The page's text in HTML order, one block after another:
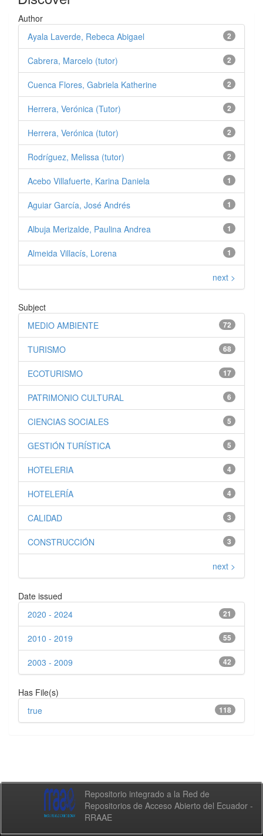
Author
2
Ayala Laverde, Rebeca Abigael
2
Cabrera, Marcelo (tutor)
2
Cuenca Flores, Gabriela Katherine
2
Herrera, Verónica (Tutor)
2
Herrera, Verónica (tutor)
2
Rodríguez, Melissa (tutor)
1
Acebo Villafuerte, Karina Daniela
1
Aguiar García, José Andrés
1
Albuja Merizalde, Paulina Andrea
1
Almeida Villacís, Lorena
next >
Subject
72
MEDIO AMBIENTE
68
TURISMO
17
ECOTURISMO
6
PATRIMONIO CULTURAL
5
CIENCIAS SOCIALES
5
GESTIÓN TURÍSTICA
4
HOTELERIA
4
HOTELERÍA
3
CALIDAD
3
CONSTRUCCIÓN
next >
Date issued
21
2020 - 2024
55
2010 - 2019
42
2003 - 2009
Has File(s)
118
true
Repositorio integrado a la Red de
Repositorios de Acceso Abierto del Ecuador -
RRAAE